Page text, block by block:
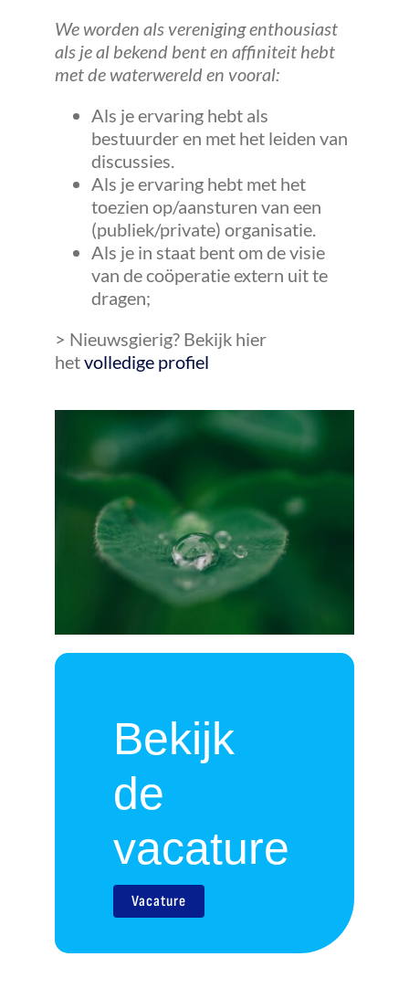
We worden als vereniging enthousiast
als je al bekend bent en affiniteit hebt
met de waterwereld en vooral:
Als je ervaring hebt als
bestuurder en met het leiden van
discussies.
Als je ervaring hebt met het
toezien op/aansturen van een
(publiek/private) organisatie.
Als je in staat bent om de visie
van de coöperatie extern uit te
dragen;
> Nieuwsgierig? Bekijk hier
hetvolledige profiel
Bekijk
de
vacature
Vacature